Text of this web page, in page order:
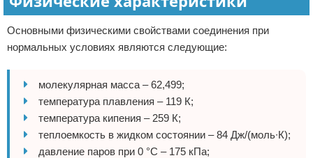
Основными физическими свойствами соединения при
нормальных условиях являются следующие:
молекулярная масса – 62,499;
температура плавления – 119 К;
температура кипения – 259 К;
теплоемкость в жидком состоянии – 84 Дж/(моль∙К);
давление паров при 0 °С – 175 кПа;